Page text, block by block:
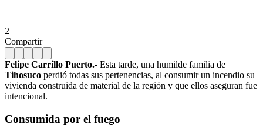
2
Compartir
Felipe Carrillo Puerto.- Esta tarde, una humilde familia de
Tihosuco perdió todas sus pertenencias, al consumir un incendio su
vivienda construida de material de la región y que ellos aseguran fue
intencional.
Consumida por el fuego